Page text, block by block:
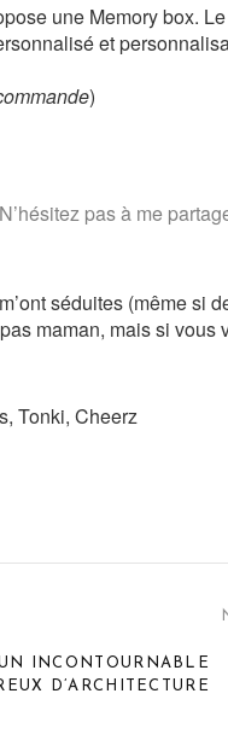
une Memory box. Le
et
)
pas à me
séduites (même si
maman, mais si vous
Tonki, Cheerz
INCONTOURNABLE
D’ARCHITECTURE